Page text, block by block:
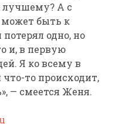
лучшему? А с
может быть к
одно, но
и, в первую
Я ко всему в
то происходит,
— смеется Женя.